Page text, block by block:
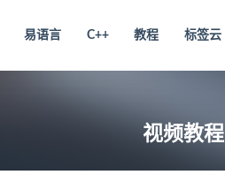
易语言 C++ 教程 标签云
视频教程